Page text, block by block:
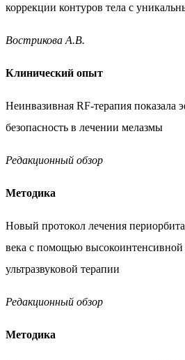
коррекции контуров тела с
Вострикова А.В.
Клинический опыт
Неинвазивная RF-терапия показала
безопасность в лечении мелазмы
Редакционный обзор
Методика
Новый протокол лечения
века с помощью
ультразвуковой терапии
Редакционный обзор
Методика